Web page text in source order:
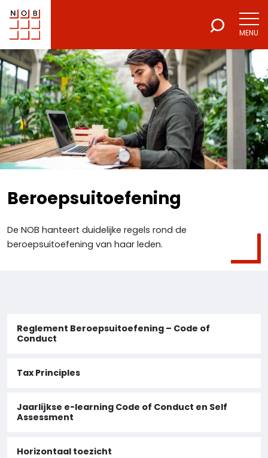
NOB
Voor een excellente beroepsuitoefening
MENU
Beroepsuitoefening
De NOB hanteert duidelijke regels rond de
beroepsuitoefening van haar leden.
Reglement Beroepsuitoefening – Code of
Conduct
Tax Principles
Jaarlijkse e-learning Code of Conduct en Self
Assessment
Horizontaal toezicht